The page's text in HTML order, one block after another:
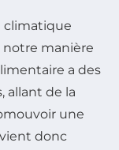
climatique
notre manière
a des
allant de la
une
donc